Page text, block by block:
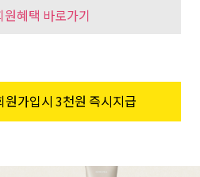
원혜택 바로가기
원가입시 3천원 즉시지급